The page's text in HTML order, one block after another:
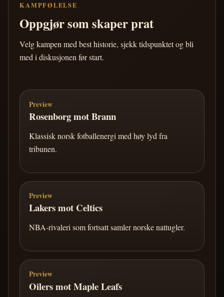
KAMPFØLELSE
Oppgjør som skaper prat
Velg kampen med best historie, sjekk tidspunktet og bli
med i diskusjonen før start.
Preview
Rosenborg mot Brann
Klassisk norsk fotballenergi med høy lyd fra
tribunen.
Preview
Lakers mot Celtics
NBA-rivaleri som fortsatt samler norske nattugler.
Preview
Oilers mot Maple Leafs